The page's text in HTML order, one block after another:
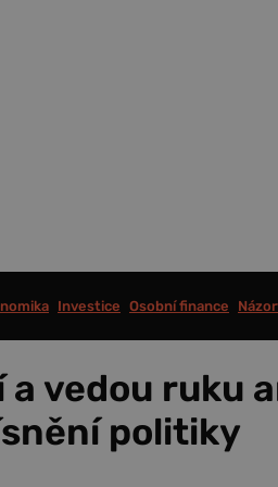
Investice Osobní finance
vedou ruku
politiky